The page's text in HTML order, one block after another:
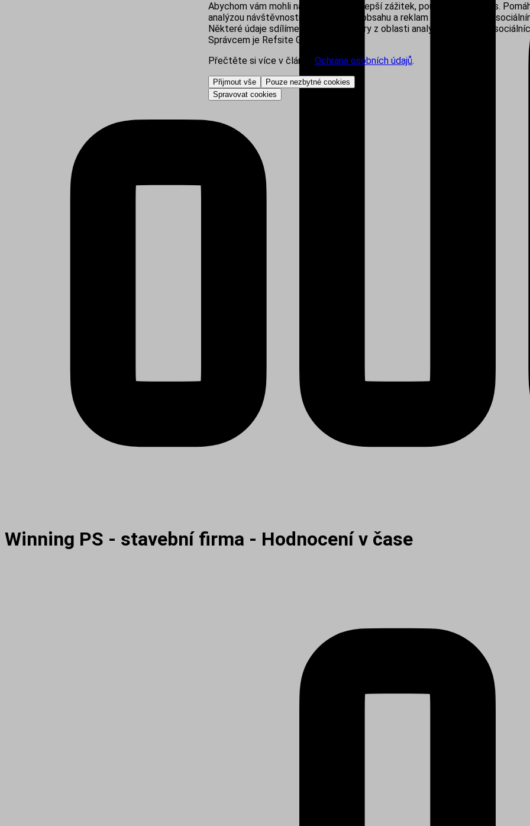
Winning PS - stavební firma - Hodnocení v čase
Abychom vám mohli nabídnout co nejlepší zážitek, používáme cookies.
analýzou návštěvnosti, personalizací obsahu a reklam i propojením se
Některé údaje sdílíme s našimi partnery z oblasti analytiky, reklamy a
Správcem je Refsite Group s.r.o.
Přečtěte si více v článku
Ochrana osobních údajů.
Přijmout vše
Pouze nezbytné cookies
Spravovat cookies